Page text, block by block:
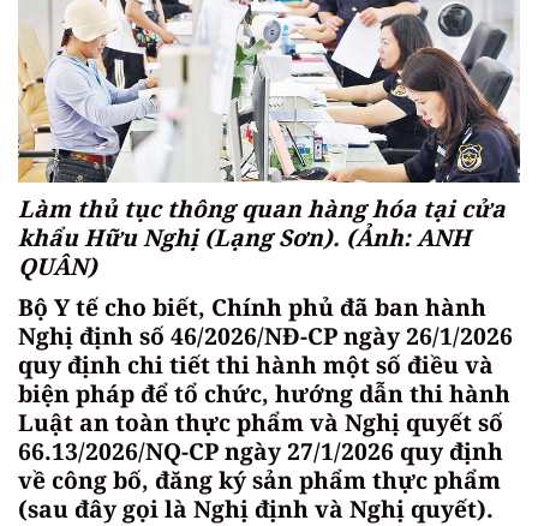
Làm thủ tục thông quan hàng hóa tại cửa
khẩu Hữu Nghị (Lạng Sơn). (Ảnh: ANH
QUÂN)
Bộ Y tế cho biết, Chính phủ đã ban hành
Nghị định số 46/2026/NĐ-CP ngày 26/1/2026
quy định chi tiết thi hành một số điều và
biện pháp để tổ chức, hướng dẫn thi hành
Luật an toàn thực phẩm và Nghị quyết số
66.13/2026/NQ-CP ngày 27/1/2026 quy định
về công bố, đăng ký sản phẩm thực phẩm
(sau đây gọi là Nghị định và Nghị quyết).